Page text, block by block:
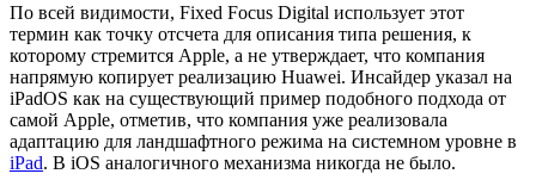
По всей видимости, Fixed Focus Digital использует этот
термин как точку отсчета для описания типа решения, к
которому стремится Apple, а не утверждает, что компания
напрямую копирует реализацию Huawei. Инсайдер указал на
iPadOS как на существующий пример подобного подхода от
самой Apple, отметив, что компания уже реализовала
адаптацию для ландшафтного режима на системном уровне в
iPad. В iOS аналогичного механизма никогда не было.